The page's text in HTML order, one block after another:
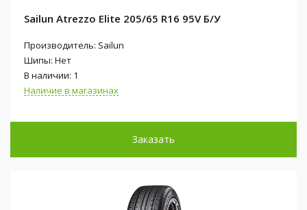
Sailun Atrezzo Elite 205/65 R16 95V Б/У
Производитель: Sailun
Шипы: Нет
В наличии: 1
Наличие в магазинах
Заказать